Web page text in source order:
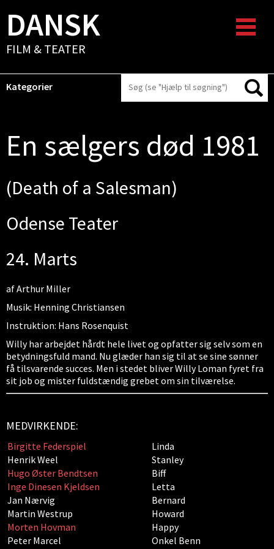
DANSK
FILM & TEATER
Kategorier
En sælgers død 1981
(Death of a Salesman)
Odense Teater
24. Marts
af Arthur Miller
Musik: Henning Christiansen
Instruktion: Hans Rosenquist
Willy har arbejdet hårdt hele livet og opfatter sig selv som en
betydningsfuld mand. Nu glæder han sig til at se sine sønner
få tilsvarende succes. Men i stedet bliver Willy Loman fyret fra
sit job og mister fuldstændig grebet om sin tilværelse.
MEDVIRKENDE:
Birgitte Federspiel
Linda
Henrik Weel
Stanley
Hugo Øster Bendtsen
Biff
Inge Dinesen Kjeldsen
Letta
Jan Nærvig
Bernard
Martin Westrup
Howard
Morten Hovman
Happy
Peter Marcel
Onkel Benn